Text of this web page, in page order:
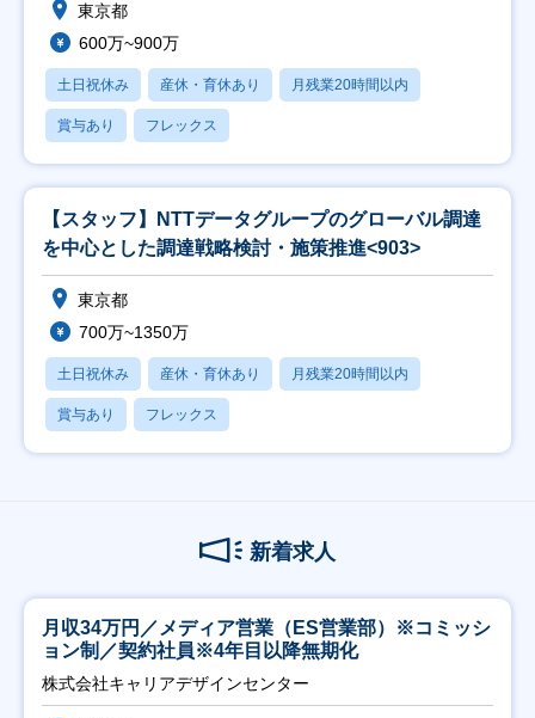
東京都
600万~900万
土日祝休み 産休・育休あり 月残業20時間以内
賞与あり フレックス
【スタッフ】NTTデータグループのグローバル調達
を中心とした調達戦略検討・施策推進<903>
東京都
700万~1350万
土日祝休み 産休・育休あり 月残業20時間以内
賞与あり フレックス
新着求人
月収34万円／メディア営業（ES営業部）※コミッシ
ョン制／契約社員※4年目以降無期化
株式会社キャリアデザインセンター